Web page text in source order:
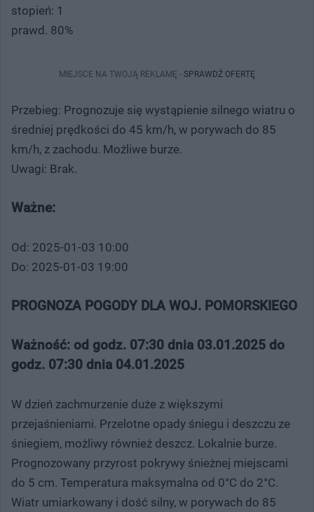
stopień: 1
prawd. 80%
MIEJSCE NA TWOJĄ REKLAMĘ - SPRAWDŹ OFERTĘ
Przebieg: Prognozuje się wystąpienie silnego wiatru o
średniej prędkości do 45 km/h, w porywach do 85
km/h, z zachodu. Możliwe burze.
Uwagi: Brak.
Ważne:
Od: 2025-01-03 10:00
Do: 2025-01-03 19:00
PROGNOZA POGODY DLA WOJ. POMORSKIEGO
Ważność: od godz. 07:30 dnia 03.01.2025 do
godz. 07:30 dnia 04.01.2025
W dzień zachmurzenie duże z większymi
przejaśnieniami. Przelotne opady śniegu i deszczu ze
śniegiem, możliwy również deszcz. Lokalnie burze.
Prognozowany przyrost pokrywy śnieżnej miejscami
do 5 cm. Temperatura maksymalna od 0°C do 2°C.
Wiatr umiarkowany i dość silny, w porywach do 85